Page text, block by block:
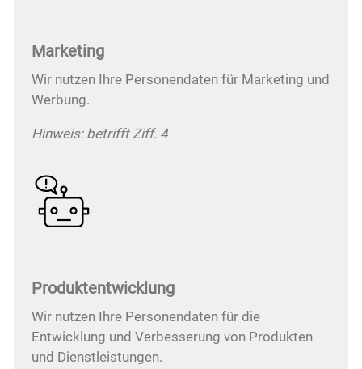
Marketing
Wir nutzen Ihre Personendaten für Marketing und
Werbung.
Hinweis: betrifft Ziff. 4
Produktentwicklung
Wir nutzen Ihre Personendaten für die
Entwicklung und Verbesserung von Produkten
und Dienstleistungen.